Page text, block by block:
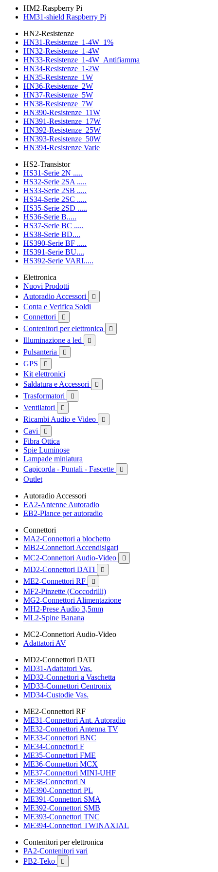
HM2-Raspberry Pi
HM31-shield Raspberry Pi
HN2-Resistenze
HN31-Resistenze_1-4W_1%
HN32-Resistenze_1-4W
HN33-Resistenze_1-4W_Antifiamma
HN34-Resistenze_1-2W
HN35-Resistenze_1W
HN36-Resistenze_2W
HN37-Resistenze_5W
HN38-Resistenze_7W
HN390-Resistenze_11W
HN391-Resistenze_17W
HN392-Resistenze_25W
HN393-Resistenze_50W
HN394-Resistenze Varie
HS2-Transistor
HS31-Serie 2N .....
HS32-Serie 2SA .....
HS33-Serie 2SB .....
HS34-Serie 2SC .....
HS35-Serie 2SD .....
HS36-Serie B.....
HS37-Serie BC .....
HS38-Serie BD....
HS390-Serie BF .....
HS391-Serie BU....
HS392-Serie VARI.....
Elettronica
Nuovi Prodotti
Autoradio Accessori

Conta e Verifica Soldi
Connettori

Contenitori per elettronica 
Illuminazione a led 
Pulsanteria 
GPS 
Kit elettronici
Saldatura e Accessori

Trasformatori 
Ventilatori 
Ricambi Audio e Video 
Cavi 
Fibra Ottica
Spie Luminose
Lampade miniatura
Capicorda - Puntali - Fascette

Outlet
Autoradio Accessori
EA2-Antenne Autoradio
EB2-Plance per autoradio
Connettori
MA2-Connettori a blochetto
MB2-Connettori Accendisigari
MC2-Connettori Audio-Video

MD2-Connettori DATI 
ME2-Connettori RF 
MF2-Pinzette (Coccodrilli)
MG2-Connettori Alimentazione
MH2-Prese Audio 3,5mm
ML2-Spine Banana
MC2-Connettori Audio-Video
Adattatori AV
MD2-Connettori DATI
MD31-Adattatori Vas.
MD32-Connettori a Vaschetta
MD33-Connettori Centronix
MD34-Custodie Vas.
ME2-Connettori RF
ME31-Connettori Ant. Autoradio
ME32-Connettori Antenna TV
ME33-Connettori BNC
ME34-Connettori F
ME35-Connettori FME
ME36-Connettori MCX
ME37-Connettori MINI-UHF
ME38-Connettori N
ME390-Connettori PL
ME391-Connettori SMA
ME392-Connettori SMB
ME393-Connettori TNC
ME394-Connettori TWINAXIAL
Contenitori per elettronica
PA2-Contenitori vari
PB2-Teko
